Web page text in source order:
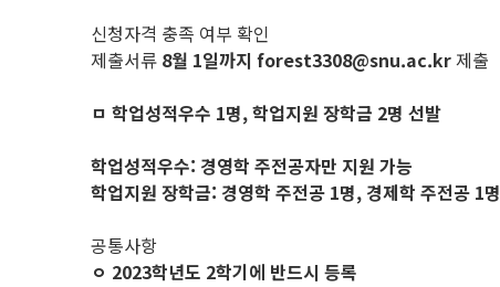
신청자격 충족 여부 확인
제출서류 8월 1일까지 forest3308@snu.ac.kr제출
ㅁ 학업성적우수 1명, 학업지원 장학금 2명 선발
학업성적우수: 경영학 주전공자만 지원 가능
학업지원 장학금: 경영학 주전공 1명, 경제학 주전공 1명
공통사항
ㅇ 2023학년도 2학기에 반드시 등록